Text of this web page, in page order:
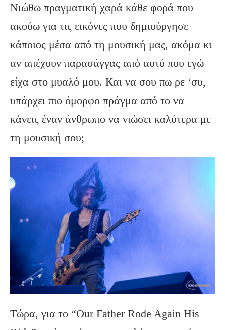
Νιώθω πραγματική χαρά κάθε φορά που
ακούω για τις εικόνες που δημιούργησε
κάποιος μέσα από τη μουσική μας, ακόμα κι
αν απέχουν παρασάγγας από αυτό που εγώ
είχα στο μυαλό μου. Και να σου πω ρε ‘συ,
υπάρχει πιο όμορφο πράγμα από το να
κάνεις έναν άνθρωπο να νιώσει καλύτερα με
τη μουσική σου;
Τώρα, για το “Our Father Rode Again His